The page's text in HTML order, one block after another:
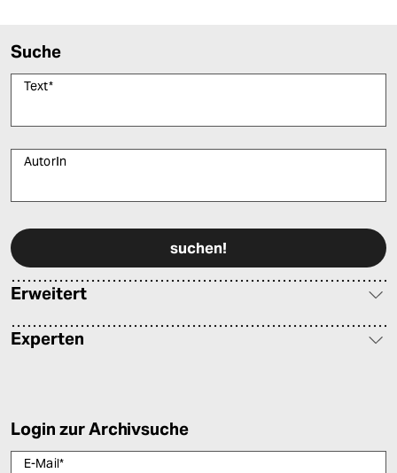
Suche
Text*
AutorIn
Erweitert
Experten
Login zur Archivsuche
E-Mail*